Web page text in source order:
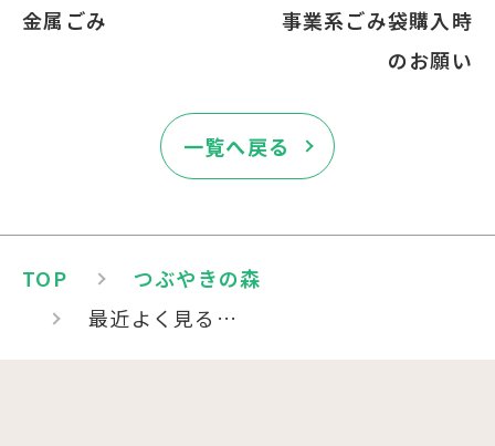
金属ごみ
事業系ごみ袋購入時
のお願い
一覧へ戻る
TOP
つぶやきの森
最近よく見る…